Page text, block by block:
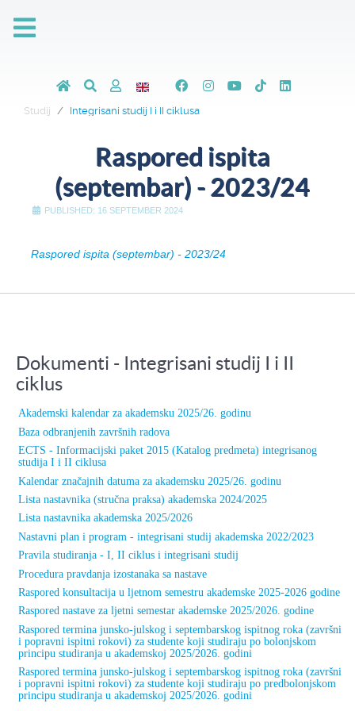
Studij Integrisani studij I i II ciklusa
Raspored ispita
(septembar) - 2023/24
PUBLISHED: 16 SEPTEMBER 2024
Raspored ispita (septembar) - 2023/24
Dokumenti - Integrisani studij I i II
ciklus
Akademski kalendar za akademsku 2025/26. godinu
Baza odbranjenih završnih radova
ECTS - Informacijski paket 2015 (Katalog predmeta) integrisanog
studija I i II ciklusa
Kalendar značajnih datuma za akademsku 2025/26. godinu
Lista nastavnika (stručna praksa) akademska 2024/2025
Lista nastavnika akademska 2025/2026
Nastavni plan i program - integrisani studij akademska 2022/2023
Pravila studiranja - I, II ciklus i integrisani studij
Procedura pravdanja izostanaka sa nastave
Raspored konsultacija u ljetnom semestru akademske 2025-2026 godine
Raspored nastave za ljetni semestar akademske 2025/2026. godine
Raspored termina junsko-julskog i septembarskog ispitnog roka (završni
i popravni ispitni rokovi) za studente koji studiraju po bolonjskom
principu studiranja u akademskoj 2025/2026. godini
Raspored termina junsko-julskog i septembarskog ispitnog roka (završni
i popravni ispitni rokovi) za studente koji studiraju po predbolonjskom
principu studiranja u akademskoj 2025/2026. godini